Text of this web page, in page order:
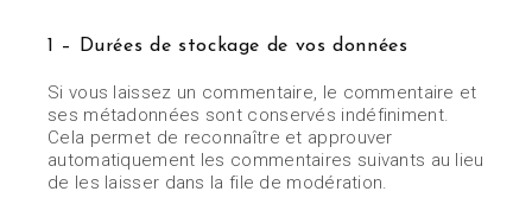
1 – Durées de stockage de vos données
Si vous laissez un commentaire, le commentaire et
ses métadonnées sont conservés indéfiniment.
Cela permet de reconnaître et approuver
automatiquement les commentaires suivants au lieu
de les laisser dans la file de modération.